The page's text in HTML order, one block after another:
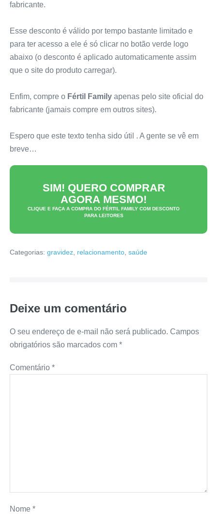
fabricante.
Esse desconto é válido por tempo bastante limitado e
para ter acesso a ele é só clicar no botão verde logo
abaixo (o desconto é aplicado automaticamente assim
que o site do produto carregar).
Enfim, compre o Fértil Family apenas pelo site oficial do
fabricante (jamais compre em outros sites).
Espero que este texto tenha sido útil . A gente se vê em
breve…
SIM! QUERO COMPRAR
AGORA MESMO!
CLIQUE E FAÇA A COMPRA DO FÉRTIL FAMILY COM DESCONTO
PARA LEITORES
Categorias: gravidez relacionamento saúde
Deixe um comentário
O seu endereço de e-mail não será publicado. Campos
obrigatórios são marcados com *
Comentário *
Nome *